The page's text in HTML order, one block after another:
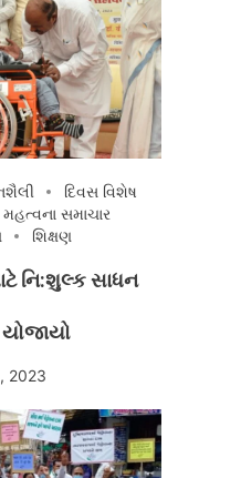
દિવસ વિશેષ
મહત્વના સમાચાર
શિક્ષણ
નિ:શુલ્ક સાધન
2023